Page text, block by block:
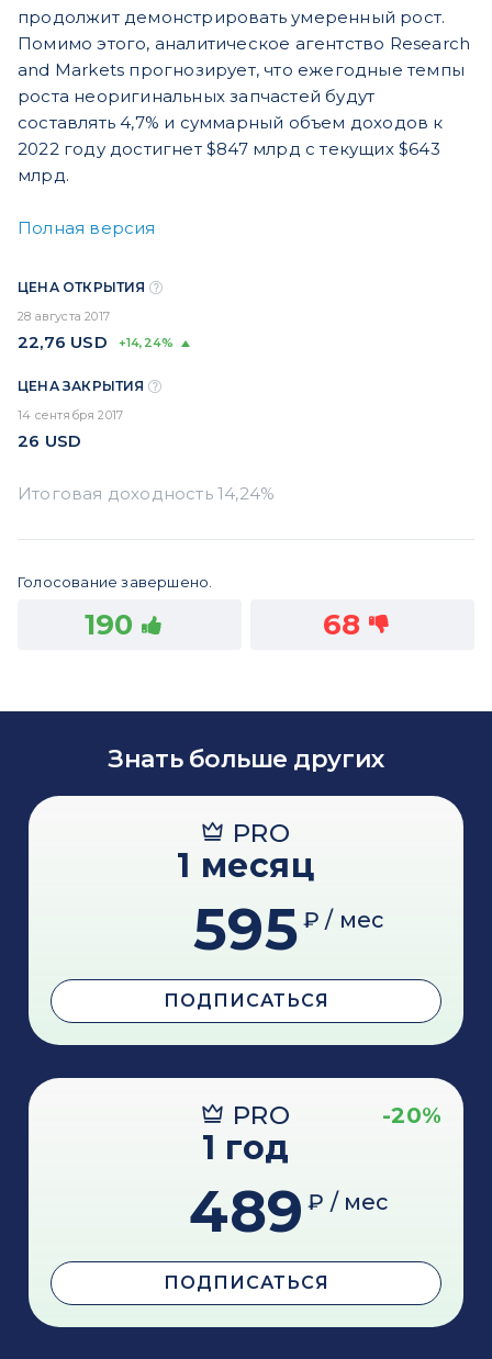
продолжит демонстрировать умеренный рост.
Помимо этого, аналитическое агентство Research
and Markets прогнозирует, что ежегодные темпы
роста неоригинальных запчастей будут
составлять 4,7% и суммарный объем доходов к
2022 году достигнет $847 млрд с текущих $643
млрд.
Полная версия
ЦЕНА ОТКРЫТИЯ
28 августа 2017
22,76 USD +14,24%
ЦЕНА ЗАКРЫТИЯ
14 сентября 2017
26 USD
Голосование завершено.
190 68
Знать больше других
PRO
1 месяц
595 ₽ / мес
ПОДПИСАТЬСЯ
PRO -20%
1 год
489 ₽ / мес
ПОДПИСАТЬСЯ